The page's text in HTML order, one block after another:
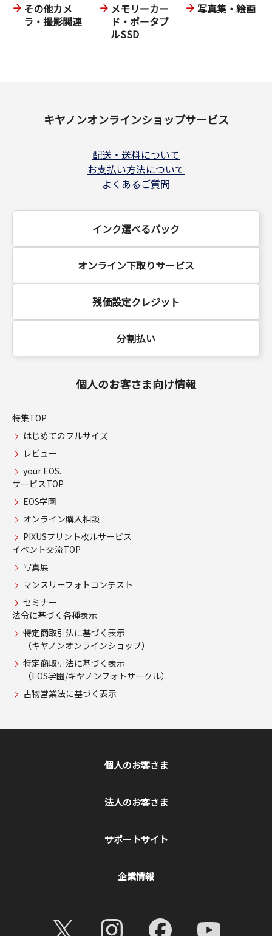
その他カメ
ラ・撮影関連
メモリーカー
ド・ポータブ
ルSSD
写真集・絵画
キヤノンオンラインショップサービス
配送・送料について
お支払い方法について
よくあるご質問
インク選べるパック
オンライン下取りサービス
残価設定クレジット
分割払い
個人のお客さま向け情報
特集TOP
はじめてのフルサイズ
レビュー
your EOS.
サービスTOP
EOS学園
オンライン購入相談
PIXUSプリント枚ルサービス
イベント交流TOP
写真展
マンスリーフォトコンテスト
セミナー
法令に基づく各種表示
特定商取引法に基づく表示
（キヤノンオンラインショップ）
特定商取引法に基づく表示
（EOS学園/キヤノンフォトサークル）
古物営業法に基づく表示
個人のお客さま
法人のお客さま
サポートサイト
企業情報